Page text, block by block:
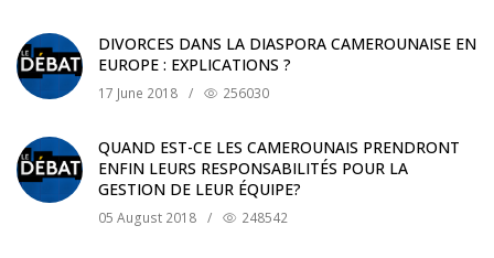
DIVORCES DANS LA DIASPORA CAMEROUNAISE EN
EUROPE : EXPLICATIONS ?
17 June 2018 / 256030
QUAND EST-CE LES CAMEROUNAIS PRENDRONT
ENFIN LEURS RESPONSABILITÉS POUR LA
GESTION DE LEUR ÉQUIPE?
05 August 2018 / 248542